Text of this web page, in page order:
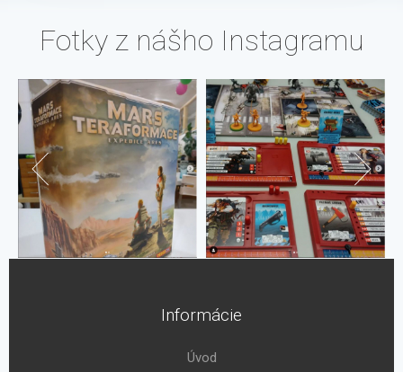
Fotky z nášho Instagramu
Informácie
Úvod